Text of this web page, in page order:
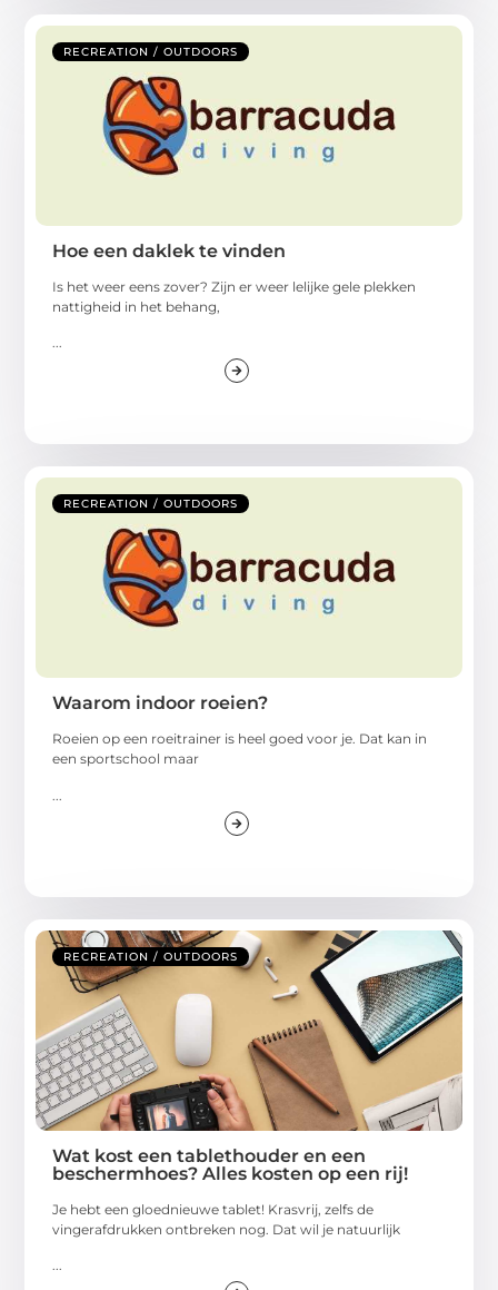
RECREATION / OUTDOORS
Hoe een daklek te vinden
Is het weer eens zover? Zijn er weer lelijke gele plekken
nattigheid in het behang,
...
RECREATION / OUTDOORS
Waarom indoor roeien?
Roeien op een roeitrainer is heel goed voor je. Dat kan in
een sportschool maar
RECREATION / OUTDOORS
Wat kost een tablethouder en een
beschermhoes? Alles kosten op een rij!
Je hebt een gloednieuwe tablet! Krasvrij, zelfs de
vingerafdrukken ontbreken nog. Dat wil je natuurlijk
...